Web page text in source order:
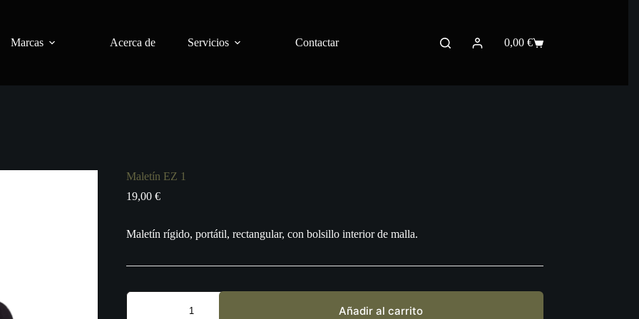
Marcas Acerca de Servicios Contactar
Carro
0,00 €
Maletín EZ 1
19,00 €
Maletín rígido, portátil, rectangular, con bolsillo interior de malla.
Maletín
Añadir al carrito